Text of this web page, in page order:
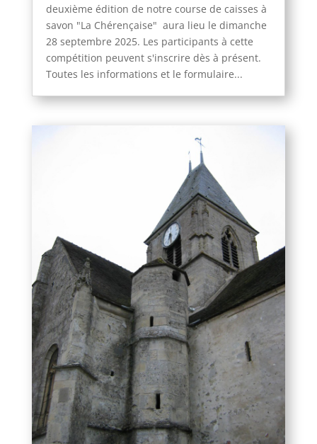
deuxième édition de notre course de caisses à
savon "La Chérençaise" aura lieu le dimanche
28 septembre 2025. Les participants à cette
compétition peuvent s'inscrire dès à présent.
Toutes les informations et le formulaire...